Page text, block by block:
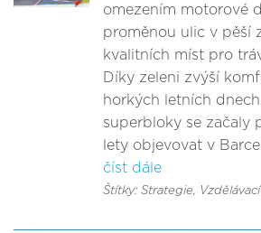
omezením motorové
proměnou ulic v pěší
kvalitních míst pro
Díky zeleni zvýší
horkých letních
superbloky se začaly
lety objevovat v
číst dále
Štítky: Strategie,